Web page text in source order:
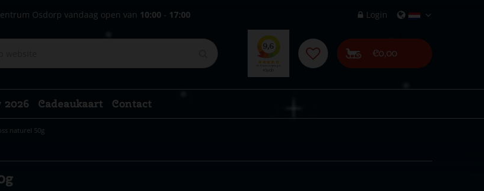
naturel 50g
Osdorp vandaag open van 10:00 - 17:00 Login
€0,00
Cadeaukaart Contact